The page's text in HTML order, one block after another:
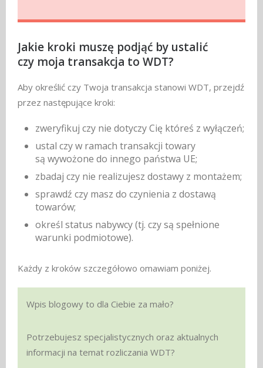
Jakie kroki muszę podjąć by ustalić
czy moja transakcja to WDT?
Aby określić czy Twoja transakcja stanowi WDT, przejdź
przez następujące kroki:
zweryfikuj czy nie dotyczy Cię któreś z wyłączeń;
ustal czy w ramach transakcji towary
są wywożone do innego państwa UE;
zbadaj czy nie realizujesz dostawy z montażem;
sprawdź czy masz do czynienia z dostawą
towarów;
określ status nabywcy (tj. czy są spełnione
warunki podmiotowe).
Każdy z kroków szczegółowo omawiam poniżej.
Wpis blogowy to dla Ciebie za mało?
Potrzebujesz specjalistycznych oraz aktualnych
informacji na temat rozliczania WDT?